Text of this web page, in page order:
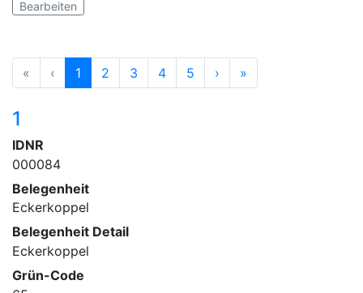
Bearbeiten
« ‹ 1 2 3 4 5 › »
1
IDNR
000084
Belegenheit
Eckerkoppel
Belegenheit Detail
Eckerkoppel
Grün-Code